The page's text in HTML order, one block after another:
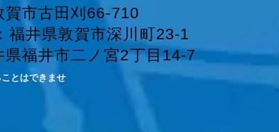
賀市古田刈66-710
福井県敦賀市深川町23-1
県福井市二ノ宮2丁目14-7
とはできませ